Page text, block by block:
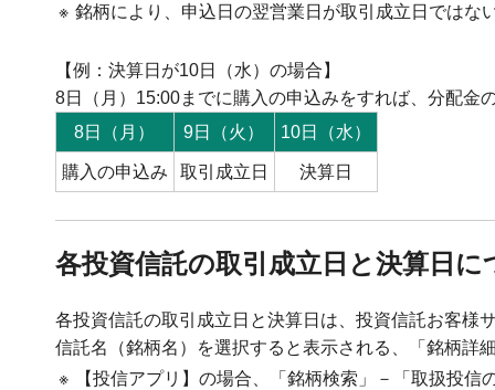
※ 銘柄により、申込日の翌営業日が取引成立日ではな
【例：決算日が10日（水）の場合】
8日（月）15:00までに購入の申込みをすれば、分配金
8日（月）
9日（火） 10日（水）
購入の申込み 取引成立日 決算日
各投資信託の取引成立日と決算日に
各投資信託の取引成立日と決算日は、投資信託お客様
信託名（銘柄名）を選択すると表示される、「銘柄詳
※
【投信アプリ】の場合、「銘柄検索」－「取扱投